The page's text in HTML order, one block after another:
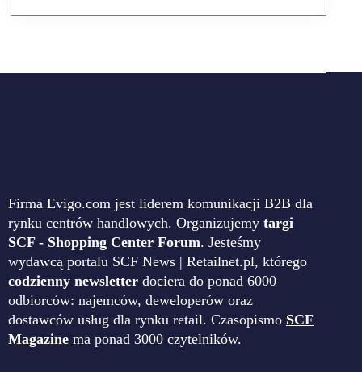
Firma Evigo.com jest liderem komunikacji B2B dla
rynku centrów handlowych. Organizujemy targi
SCF - Shopping Center Forum. Jesteśmy
wydawcą portalu SCF News | Retailnet.pl, którego
codzienny newsletter dociera do ponad 6000
odbiorców: najemców, deweloperów oraz
dostawców usług dla rynku retail. Czasopismo SCF
Magazine ma ponad 3000 czytelników.